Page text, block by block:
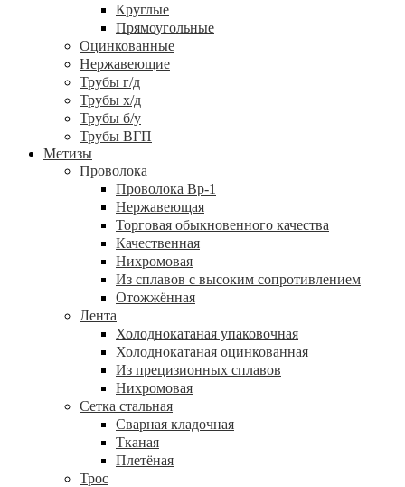
Круглые
Прямоугольные
Оцинкованные
Нержавеющие
Трубы г/д
Трубы х/д
Трубы б/у
Трубы ВГП
Метизы
Проволока
Проволока Вр-1
Нержавеющая
Торговая обыкновенного качества
Качественная
Нихромовая
Из сплавов с высоким сопротивлением
Отожжённая
Лента
Холоднокатаная упаковочная
Холоднокатаная оцинкованная
Из прецизионных сплавов
Нихромовая
Сетка стальная
Сварная кладочная
Тканая
Плетёная
Трос